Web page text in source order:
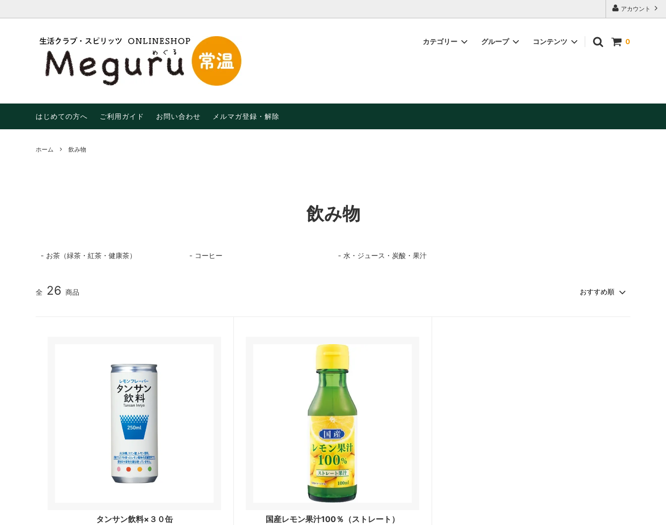
アカウント
0
カテゴリー
調味料・油 米・麺・粉
生活用品 有機（オーガニック）食品
グループ
【限定】おトクなわけあり品！
【期間限定】特別価格！【2026年9月
末限定品や月限定セールなど】
コンテンツ
はじめての方へ
はじめての方へ ご利用ガイド お問い合わせ メルマガ登録・解除
ホーム 飲み物
飲み物
お茶（緑茶・紅茶・健康茶） コーヒー 水・ジュース・炭酸・果汁
全 26 商品
タンサン飲料×３０缶 国産レモン果汁100％（ストレート）